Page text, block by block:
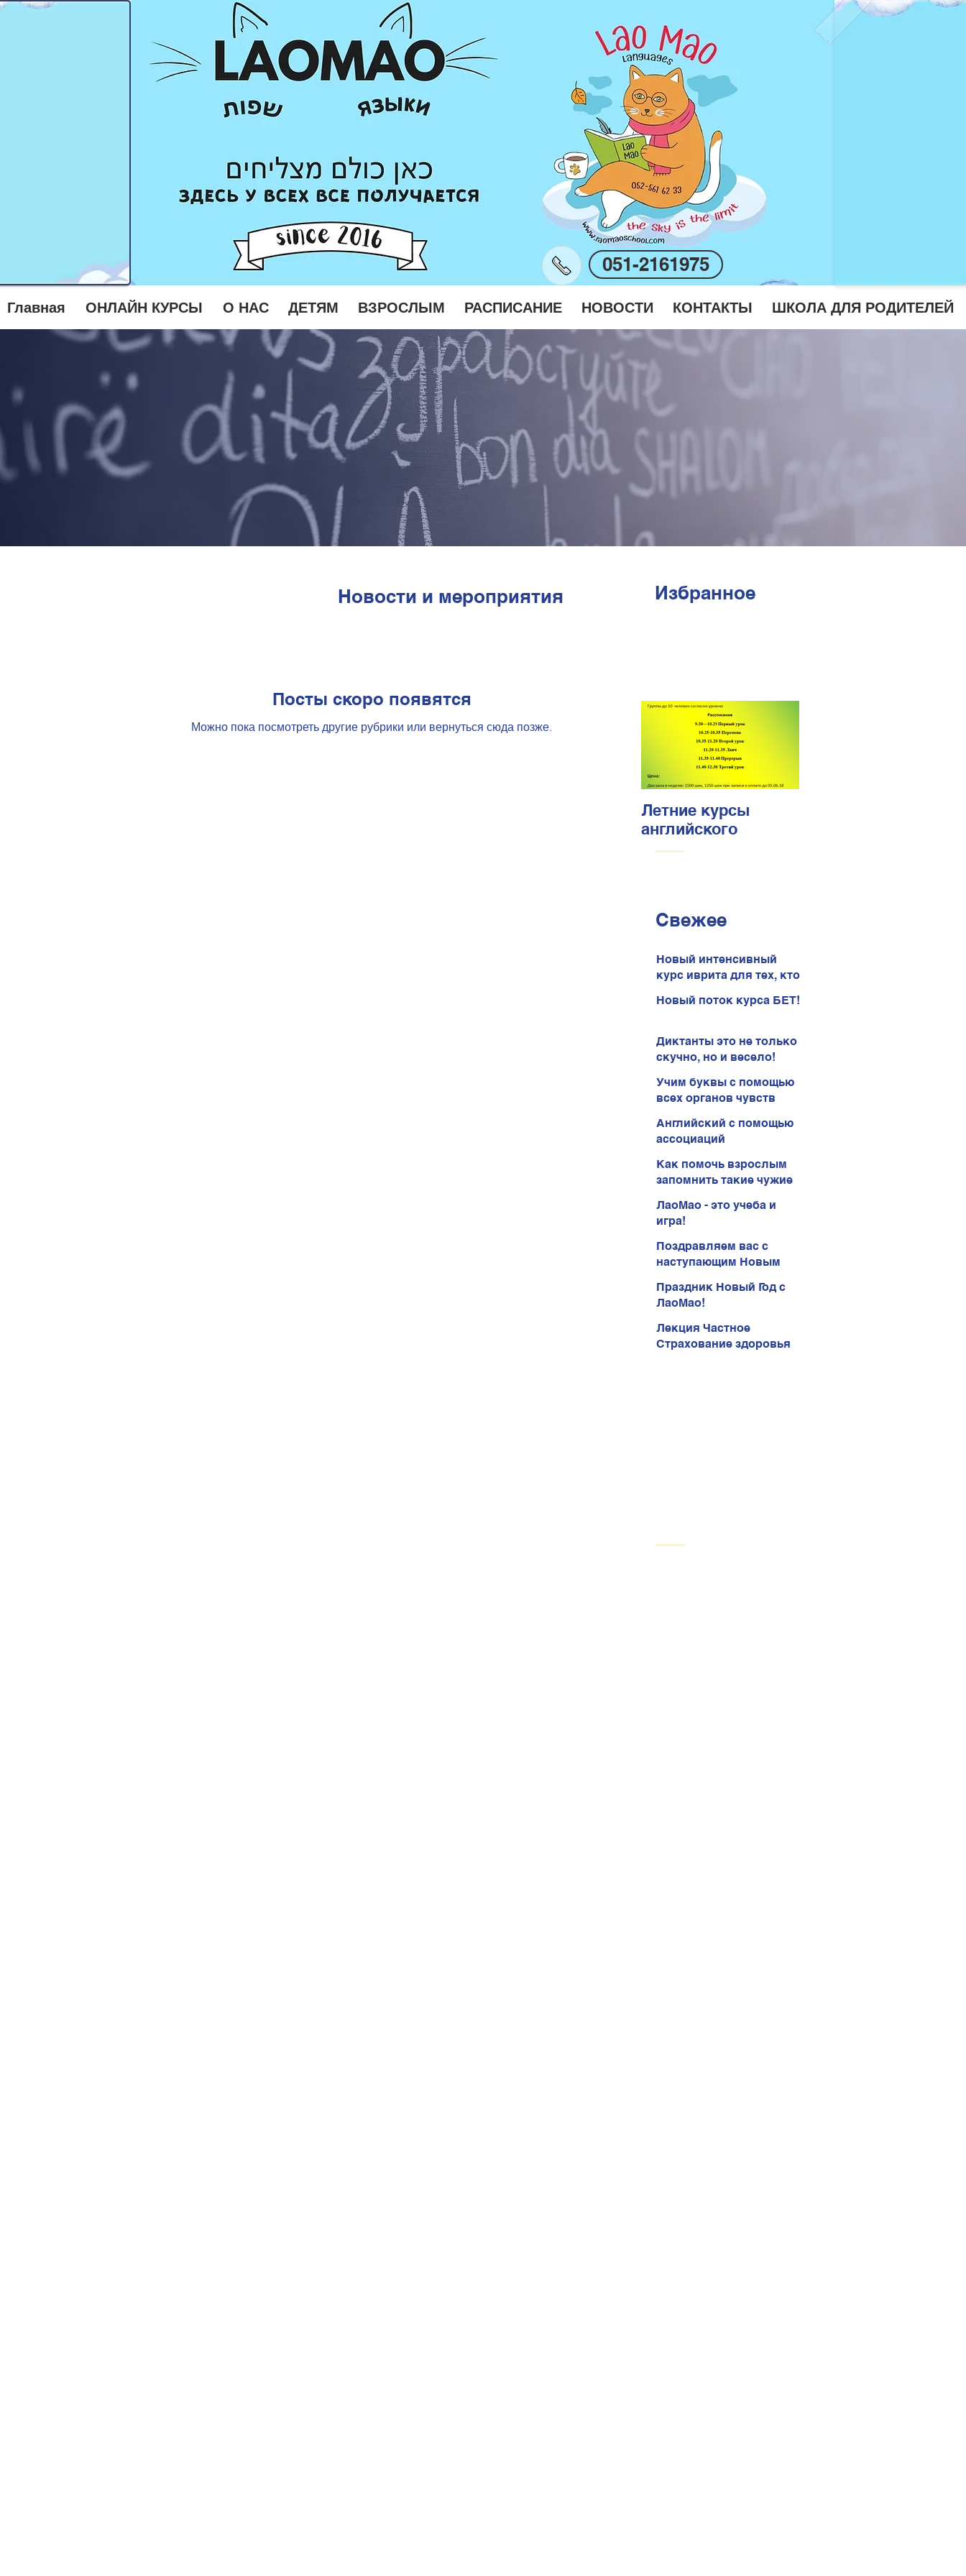
051-2161975
Главная ОНЛАЙН КУРСЫ О НАС ДЕТЯМ ВЗРОСЛЫМ РАСПИСАНИЕ НОВОСТИ КОНТАКТЫ ШКОЛА ДЛЯ РОДИТЕЛЕЙ
Новости и мероприятия
Летние курсы
английского
Свежее
Новый интенсивный
курс иврита для тех, кто
увереннее! Клуб иврита!
Новый поток курса БЕТ!
Диктанты это не только
скучно, но и весело!
Учим буквы с помощью
всех органов чувств
Английский с помощью
ассоциаций
Как помочь взрослым
запомнить такие чужие
ЛаоМао - это учеба и
игра!
Поздравляем вас с
наступающим Новым
ЛаоМао!
Праздник Новый Год с
ЛаоМао!
Лекция Частное
Страхование здоровья
Посты скоро появятся
Можно пока посмотреть другие рубрики или вернуться сюда позже.
Избранное